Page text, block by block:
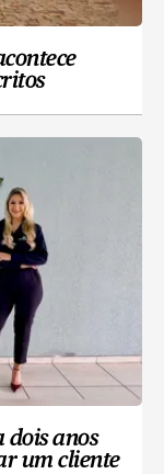
dois anos
um cliente